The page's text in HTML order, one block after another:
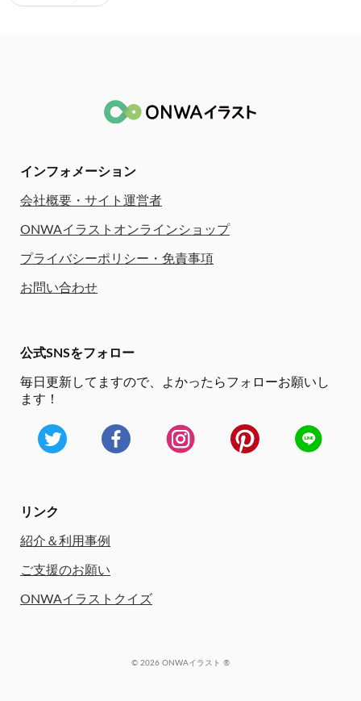
インフォメーション
会社概要・サイト運営者
ONWAイラストオンラインショップ
プライバシーポリシー・免責事項
お問い合わせ
公式SNSをフォロー
毎日更新してますので、
よかったらフォローお願いし
ます！
リンク
紹介＆利用事例
ご支援のお願い
ONWAイラストクイズ
© 2026 ONWAイラスト ®